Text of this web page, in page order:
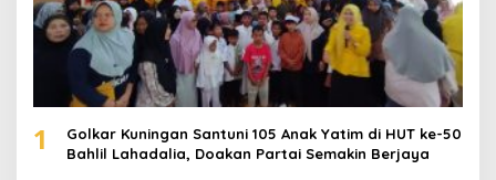
1
Golkar Kuningan Santuni 105 Anak Yatim di HUT ke-50
Bahlil Lahadalia, Doakan Partai Semakin Berjaya